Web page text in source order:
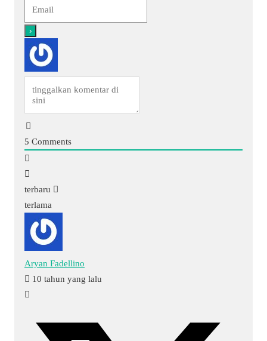
5 Comments
terbaru
terlama
Aryan Fadellino
10 tahun yang lalu